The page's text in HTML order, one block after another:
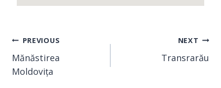
PREVIOUS
Mănăstirea
Moldovița
NEXT
Transrarău